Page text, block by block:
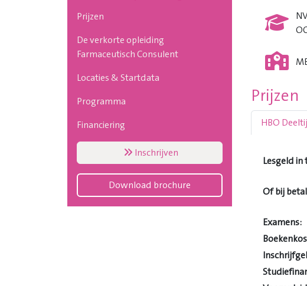
Prijzen
De verkorte opleiding
Farmaceutisch Consulent
Locaties & Startdata
Programma
Financiering
Inschrijven
Download brochure
Prijzen
HBO
Lesgeld
Of bij
Examens: